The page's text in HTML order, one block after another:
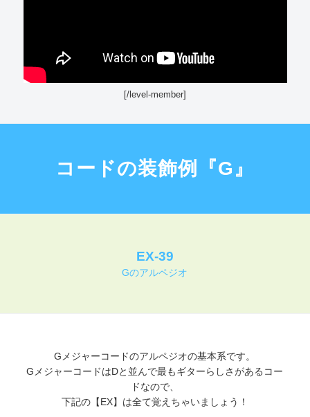
[/level-member]
コードの装飾例『G』
EX-39
Gのアルペジオ
Gメジャーコードのアルペジオの基本系です。
GメジャーコードはDと並んで最もギターらしさがあるコー
ドなので、
下記の【EX】は全て覚えちゃいましょう！